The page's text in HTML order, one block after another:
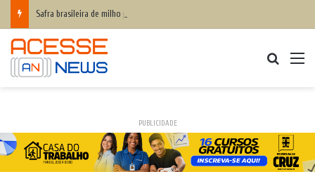
Safra brasileira de milho pode superar 140 milhões de toneladas
PUBLICIDADE